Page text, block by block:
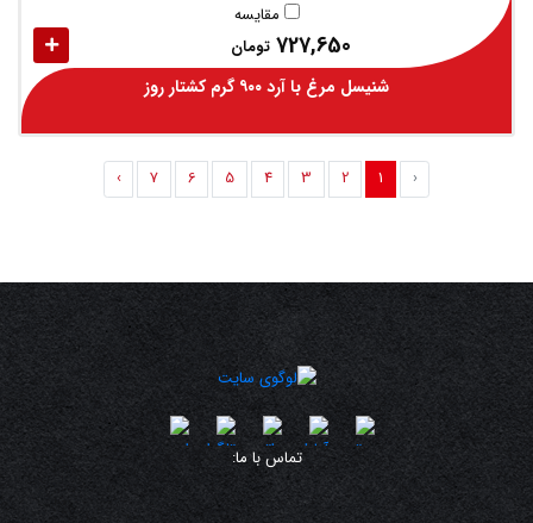
مقایسه
727,650 تومان
شنیسل مرغ با آرد ۹۰۰ گرم کشتار روز
‹
1
2
3
4
5
6
7
›
تماس با ما: